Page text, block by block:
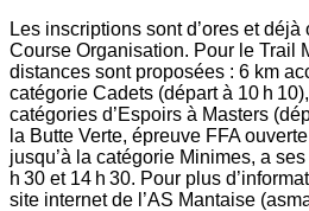
Les inscriptions sont d’ores et
Course Organisation. Pour le Trail
distances sont proposées : 6 km
catégorie Cadets (départ à 10 h
catégories d’Espoirs à Masters
la Butte Verte, épreuve FFA
jusqu’à la catégorie Minimes, a
h 30 et 14 h 30. Pour plus
site internet de l’AS Mantaise